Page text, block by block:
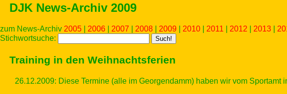
DJK News-Archiv 2009
zum News-Archiv 2005 2006 2007 2008 2009 2010 2011 2012 2013
Stichwortsuche:
Training in den Weihnachtsferien
26.12.2009: Diese Termine (alle im Georgendamm) haben wir vom